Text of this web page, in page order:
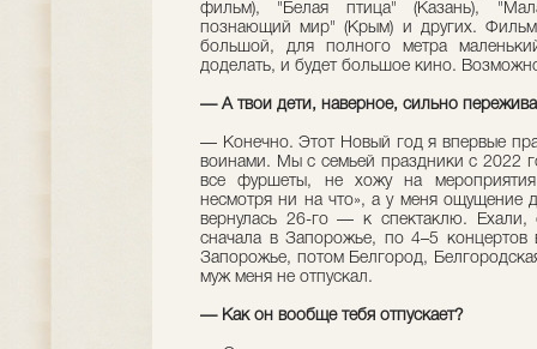
фильм), "Белая птица" (Казань),
познающий мир" (Крым) и других.
большой, для полного метра
доделать, и будет большое кино.
— А твои дети, наверное, сильно
— Конечно. Этот Новый год я впервые
воинами. Мы с семьей праздники с 2022
все фуршеты, не хожу на
несмотря ни на что», а у меня ощущение
вернулась 26-го — к спектаклю.
сначала в Запорожье, по 4–5 концертов
Запорожье, потом Белгород,
муж меня не отпускал.
— Как он вообще тебя отпускает?